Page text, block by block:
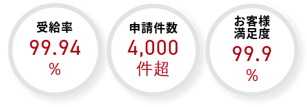
受給率
99.94
％
申請件数
4,000
件超
お客様
満足度
99.9
％